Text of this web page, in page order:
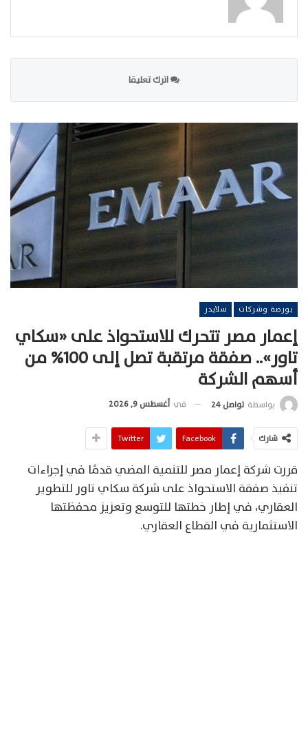
اترك تعليقا
بورصة وشركات سلايدر
إعمار مصر تتحرك للاستحواذ على «سكاي
تاور».. صفقة مرتقبة تصل إلى 100% من
أسهم الشركة
بواسطة تواصل 24 في أغسطس 9, 2026
شارك Facebook
Twitter
قررت شركة إعمار مصر للتنمية المضي قدمًا في إجراءات
تنفيذ صفقة الاستحواذ على شركة سكاي تاور للتطوير
العقاري، في إطار خطتها للتوسع وتعزيز محفظتها
الاستثمارية في القطاع العقاري.